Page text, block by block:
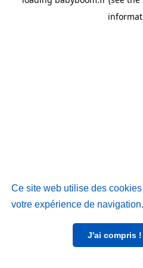
Ce site web utilise des
votre expérience de navigation.
J'ai compris !